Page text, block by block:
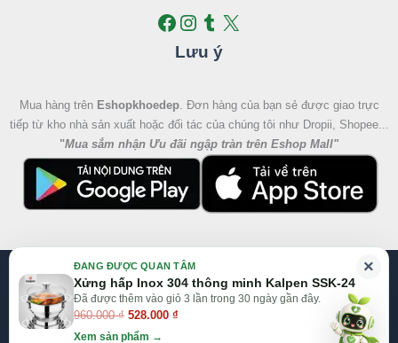
Lưu ý
Mua hàng trên Eshopkhoedep. Đơn hàng của bạn sẻ được giao trực
tiếp từ kho nhà sản xuất hoặc đối tác của chúng tôi như Dropii, Shopee...
"Mua sắm nhận Ưu đãi ngập tràn trên Eshop Mall"
@2026 Eshop Khỏe Đẹp, All right reserved
Website:Eshop Mall|Eshopkhoedep.com
×
ĐANG ĐƯỢC QUAN TÂM
Xửng hấp Inox 304 thông minh Kalpen SSK-24
Đã được thêm vào giỏ 3 lần trong 30 ngày gần đây.
960.000₫
gốc
là:
960.000 ₫.
528.000 ₫
hiện
tại
Xem sản phẩm →